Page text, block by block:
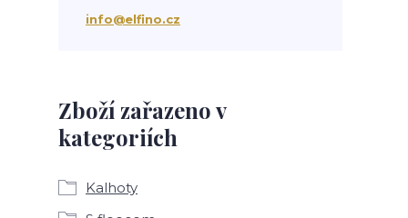
Zboží zařazeno v
kategoriích
Kalhoty
info@elfino.cz